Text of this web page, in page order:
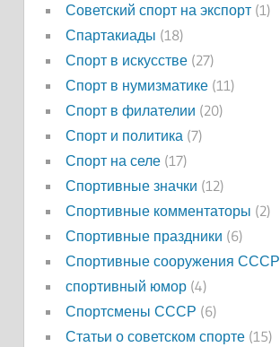
Советский спорт на экспорт(1)
Спартакиады (18)
Спорт в искусстве(27)
Спорт в нумизматике(11)
Спорт в филателии (20)
Спорт и политика(7)
Спорт на селе(17)
Спортивные значки (12)
Спортивные комментаторы (2)
Спортивные праздники (6)
Спортивные сооружения СССР
спортивный юмор(4)
Спортсмены СССР (6)
Статьи о советском спорте(15)